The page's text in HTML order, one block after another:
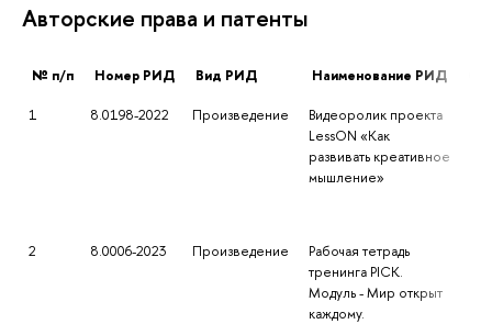
Авторские права и патенты
№ п/п Номер РИД Вид РИД Наименование РИД
1 8.0198-2022 Произведение
Видеоролик проекта
LessON «Как
развивать креативное
мышление»
2 8.0006-2023 Произведение
Рабочая тетрадь
тренинга PICK.
Модуль - Мир открыт
каждому.